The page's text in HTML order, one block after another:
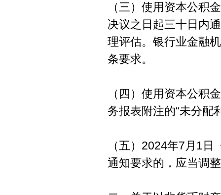
（三）使用资本公积
决议之日起三十日内
理评估。银行业金融
条要求。
（四）使用资本公积
务报表附注的“未分配
（五）2024年7月1
通知要求的，应当调